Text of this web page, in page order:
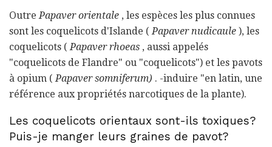
Outre Papaver orientale , les espèces les plus connues
sont les coquelicots d'Islande ( Papaver nudicaule ), les
coquelicots ( Papaver rhoeas , aussi appelés
"coquelicots de Flandre" ou "coquelicots") et les pavots
à opium ( Papaver somniferum) . -induire "en latin, une
référence aux propriétés narcotiques de la plante).
Les coquelicots orientaux sont-ils toxiques?
Puis-je manger leurs graines de pavot?